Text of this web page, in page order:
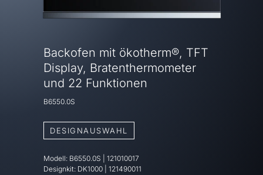
Backofen mit ökotherm®, TFT
Display, Bratenthermometer
und 22 Funktionen
B6550.0S
DESIGNAUSWAHL
Modell: B6550.0S
121010017
Designkit: DK1000 | 121490011